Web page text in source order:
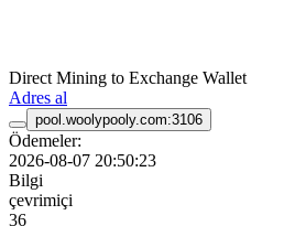
Direct Mining to Exchange Wallet
Adres al
pool.woolypooly.com:3106
Ödemeler:
2026-08-07 20:50:23
Bilgi
çevrimiçi
36